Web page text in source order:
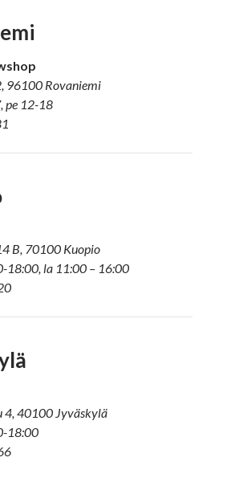
96100 Rovaniemi
pe 12-18
B, 70100 Kuopio
18:00, la 11:00 – 16:00
4, 40100 Jyväskylä
18:00